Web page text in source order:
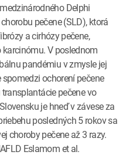
Delphi
pečene (SLD), ktorá
a cirhózy pečene,
V poslednom
pandémiu v zmysle jej
ochorení pečene
pečene vo
je hneď v závese za
posledných 5 rokov sa
choroby pečene až 3 razy.
Eslamom et al.